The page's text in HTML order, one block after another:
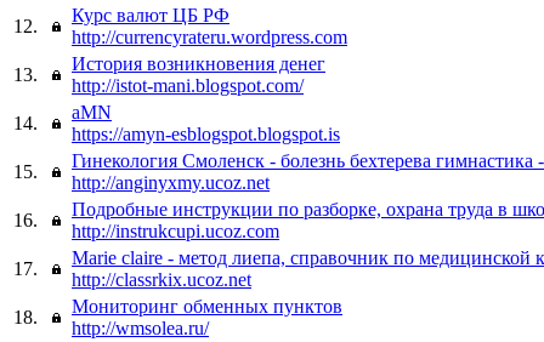
12.
Курс валют ЦБ РФ
http://currencyrateru.wordpress.com
13.
История возникновения денег
http://istot-mani.blogspot.com/
14.
aMN
https://amyn-esblogspot.blogspot.is
15.
Гинекология Смоленск - болезнь бехтерева гимнастика
http://anginyxmy.ucoz.net
16.
Подробные инструкции по разборке, охрана труда в
http://instrukcupi.ucoz.com
17.
Marie claire - метод лиепа, справочник по медицинской
http://classrkix.ucoz.net
18.
Мониторинг обменных пунктов
http://wmsolea.ru/